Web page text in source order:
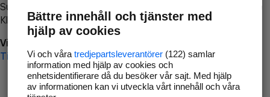
Surfa till
Klicka påTillbaka-knappen i webbläsaren och försök igen
Vi beklagar besväret!
Till startsidan
Bättre innehåll och tjänster med
hjälp av cookies
Vi och våra tredjepartsleverantörer(122) samlar
information med hjälp av cookies och
enhetsidentifierare då du besöker vår sajt. Med hjälp
av informationen kan vi utveckla vårt innehåll och våra